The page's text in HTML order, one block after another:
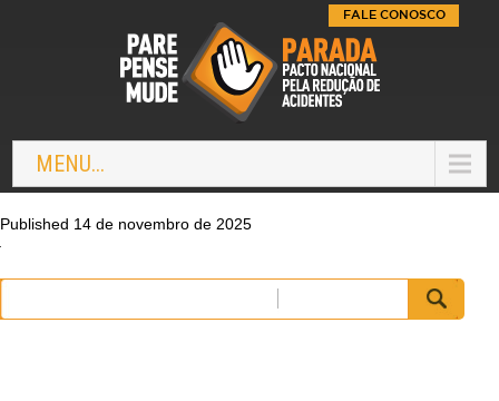
MENU...
FALE CONOSCO
Published 14 de novembro de 2025
Pesquisar
por: